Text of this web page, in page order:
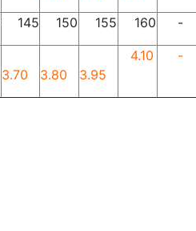
145 150 155 160 -
3.70 3.80 3.95
4.10 -